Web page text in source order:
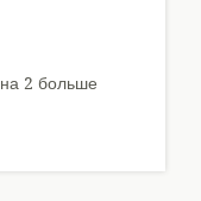
на 2 больше